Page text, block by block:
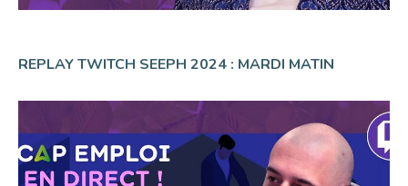
REPLAY TWITCH SEEPH 2024 : MARDI MATIN